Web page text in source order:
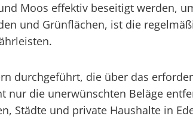
Moos effektiv beseitigt werden,
und Grünflächen, ist die
durchgeführt, die über das
nur die unerwünschten Beläge
Städte und private Haushalte in